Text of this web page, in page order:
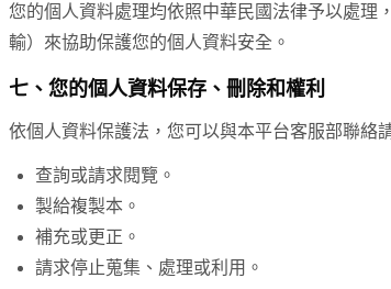
您的個人資料處理均依照中華民國法律予以處理
輸）來協助保護您的個人資料安全。
七、您的個人資料保存、刪除和權利
依個人資料保護法，您可以與本平台客服部聯絡
查詢或請求閱覽。
製給複製本。
補充或更正。
請求停止蒐集、處理或利用。